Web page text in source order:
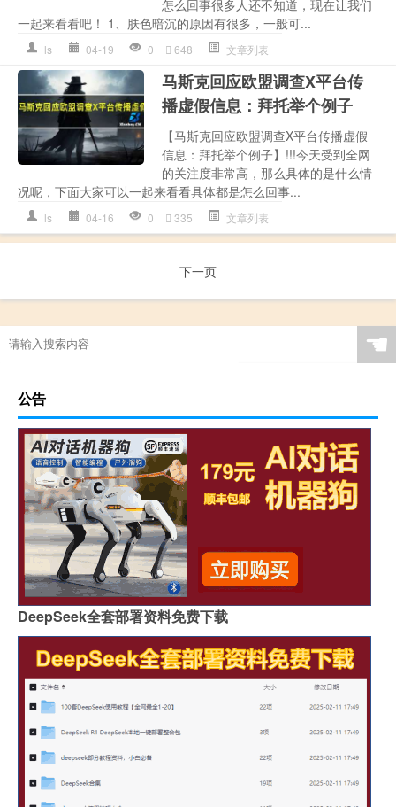
怎么回事很多人还不知道，现在让我们
一起来看看吧！ 1、肤色暗沉的原因有很多，一般可...
ls 04-19 0 648 文章列表
马斯克回应欧盟调查X平台传
播虚假信息：拜托举个例子
【马斯克回应欧盟调查X平台传播虚假
信息：拜托举个例子】!!!今天受到全网
的关注度非常高，那么具体的是什么情
况呢，下面大家可以一起来看看具体都是怎么回事...
ls 04-16 0 335 文章列表
下一页
☚
公告
DeepSeek全套部署资料免费下载